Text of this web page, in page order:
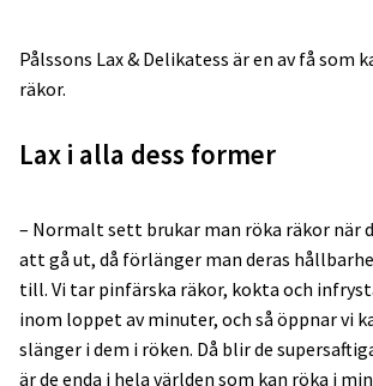
Pålssons Lax & Delikatess är en av få som
räkor.
Lax i alla dess former
– Normalt sett brukar man röka räkor när
att gå ut, då förlänger man deras
till. Vi tar pinfärska räkor, kokta och
inom loppet av minuter, och så öppnar vi
slänger i dem i röken. Då blir de
är de enda i hela världen som kan röka i